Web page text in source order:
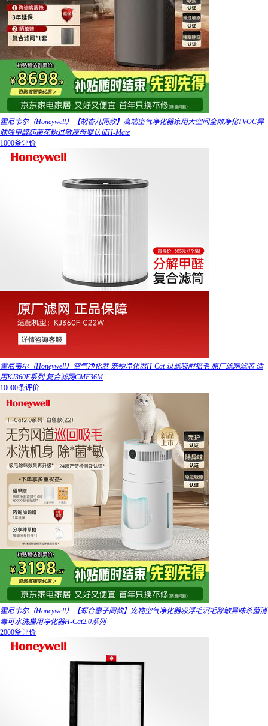
霍尼韦尔（Honeywell）【胡杏儿同款】高端空气净化器家用大空间全效净化TVOC异
味除甲醛病菌花粉过敏原母婴认证H-Mate
1000条评价
霍尼韦尔（Honeywell）空气净化器 宠物净化器H-Cat 过滤吸附猫毛 原厂滤网滤芯 适
用KJ360F系列 复合滤网CMF36M
10000条评价
霍尼韦尔（Honeywell）【郑合惠子同款】宠物空气净化器吸浮毛沉毛除敏异味杀菌消
毒可水洗猫用净化器H-Cat2.0系列
2000条评价